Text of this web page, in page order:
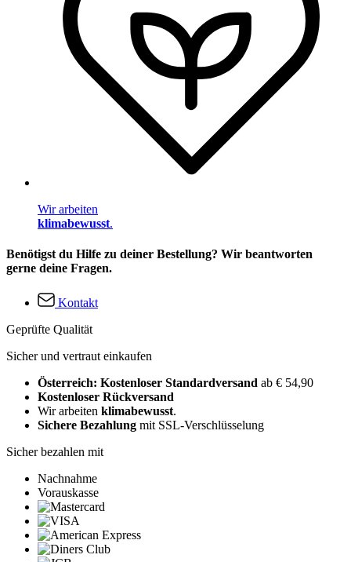
Wir arbeiten
klimabewusst.
Benötigst du Hilfe zu deiner Bestellung? Wir beantworten
gerne deine Fragen.
Kontakt
Geprüfte Qualität
Sicher und vertraut einkaufen
Österreich: Kostenloser Standardversand ab € 54,90
Kostenloser Rückversand
Wir arbeiten klimabewusst.
Sichere Bezahlung mit SSL-Verschlüsselung
Sicher bezahlen mit
Nachnahme
Vorauskasse